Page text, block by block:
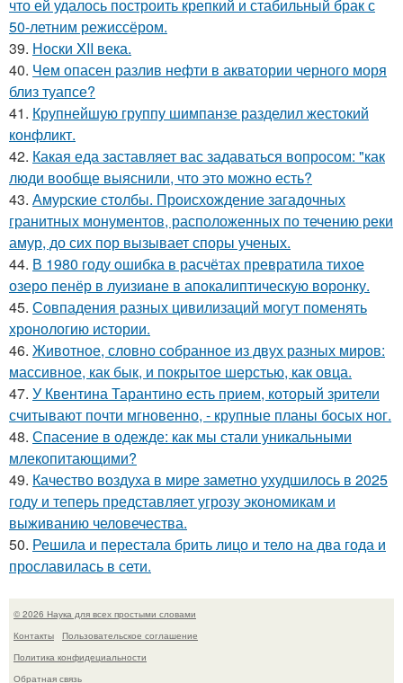
что ей удалось построить крепкий и стабильный брак с
50-летним режиссёром.
39. Носки XII века.
40. Чем опасен разлив нефти в акватории черного моря
близ туапсе?
41. Крупнейшую группу шимпанзе разделил жестокий
конфликт.
42. Какая еда заставляет вас задаваться вопросом: "как
люди вообще выяснили, что это можно есть?
43. Амурские столбы. Происхождение загадочных
гранитных монументов, расположенных по течению реки
амур, до сих пор вызывает споры ученых.
44. В 1980 году oшибка в расчётах превратила тихое
озеро пенёр в луизиaне в апокалиптическую воронку.
45. Совпадения разных цивилизаций могут поменять
хронологию истории.
46. Животное, словно собранное из двух разных миров:
массивное, как бык, и покрытое шерстью, как овца.
47. У Квентина Тарантино есть прием, который зрители
считывают почти мгновенно, - крупные планы босых ног.
48. Спасение в одежде: как мы стали уникальными
млекопитающими?
49. Качество воздуха в мире заметно ухудшилось в 2025
году и теперь представляет угрозу экономикам и
выживанию человечества.
50. Решила и перестала брить лицо и тело на два года и
прославилась в сети.
© 2026 Наука для всех простыми словами
Контакты
Пользовательское соглашение
Политика конфидециальности
Обратная связь